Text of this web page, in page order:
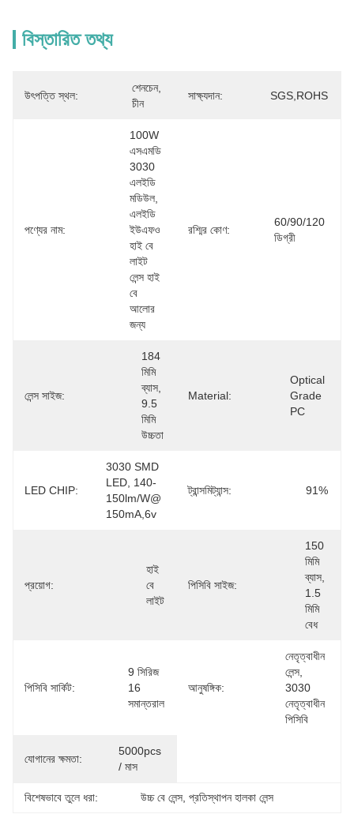
বিস্তারিত তথ্য
উৎপত্তি স্থল:
শেনচেন,
চীন
সাক্ষ্যদান: SGS,ROHS
পণ্যের নাম:
100W
এসএমডি
3030
এলইডি
মডিউল,
এলইডি
ইউএফও
হাই বে
লাইট
লেন্স হাই
বে
আলোর
জন্য
রশ্মির কোণ:
60/90/120
ডিগ্রী
লেন্স সাইজ:
184
মিমি
ব্যাস,
9.5
মিমি
উচ্চতা
Material:
Optical
Grade
PC
LED CHIP:
3030 SMD
LED, 140-
150lm/w@
150mA,6v
ট্রান্সমিট্যান্স: 91%
প্রয়োগ:
হাই
বে
লাইট
পিসিবি সাইজ:
150
মিমি
ব্যাস,
1.5
মিমি
বেধ
পিসিবি সার্কিট:
9 সিরিজ
16
সমান্তরাল
আনুষঙ্গিক:
নেতৃত্বাধীন
লেন্স,
3030
নেতৃত্বাধীন
পিসিবি
যোগানের ক্ষমতা:
5000pcs
/ মাস
বিশেষভাবে তুলে ধরা: উচ্চ বে লেন্স , প্রতিস্থাপন হালকা লেন্স